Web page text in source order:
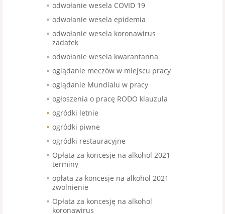
odwołanie wesela COVID 19
odwołanie wesela epidemia
odwołanie wesela koronawirus
zadatek
odwołanie wesela kwarantanna
oglądanie meczów w miejscu pracy
oglądanie Mundialu w pracy
ogłoszenia o pracę RODO klauzula
ogródki letnie
ogródki piwne
ogródki restauracyjne
Opłata za koncesje na alkohol 2021
terminy
opłata za koncesje na alkohol 2021
zwolnienie
Opłata za koncesję na alkohol
koronawirus